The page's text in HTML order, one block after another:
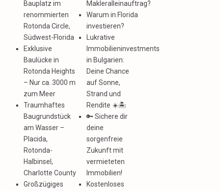
Bauplatz im
renommierten
Rotonda Circle,
Südwest-Florida
Exklusive
Baulücke in
Rotonda Heights
– Nur ca. 3000 m
zum Meer
Traumhaftes
Baugrundstück
am Wasser –
Placida,
Rotonda-
Halbinsel,
Charlotte County
Großzügiges
Makleralleinauftrag?
Warum in Florida
investieren?
Lukrative
Immobilieninvestments
in Bulgarien:
Deine Chance
auf Sonne,
Strand und
Rendite ☀️🏝️
🔑 Sichere dir
deine
sorgenfreie
Zukunft mit
vermieteten
Immobilien!
Kostenloses